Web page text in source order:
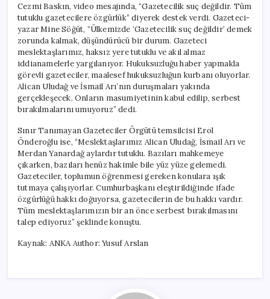
Cezmi Baskın, video mesajında, “Gazetecilik suç değildir. Tüm
tutuklu gazetecilere özgürlük” diyerek destek verdi. Gazeteci-
yazar Mine Söğüt, “Ülkemizde ‘Gazetecilik suç değildir’ demek
zorunda kalmak, düşündürücü bir durum. Gazeteci
meslektaşlarımız, haksız yere tutuklu ve akıl almaz
iddianamelerle yargılanıyor. Hukuksuzluğu haber yapmakla
görevli gazeteciler, maalesef hukuksuzluğun kurbanı oluyorlar.
Alican Uludağ ve İsmail Arı’nın duruşmaları yakında
gerçekleşecek. Onların masumiyetinin kabul edilip, serbest
bırakılmalarını umuyoruz” dedi.
Sınır Tanımayan Gazeteciler Örgütü temsilcisi Erol
Önderoğlu ise, “Meslektaşlarımız Alican Uludağ, İsmail Arı ve
Merdan Yanardağ aylardır tutuklu. Bazıları mahkemeye
çıkarken, bazıları henüz hakimle bile yüz yüze gelemedi.
Gazeteciler, toplumun öğrenmesi gereken konulara ışık
tutmaya çalışıyorlar. Cumhurbaşkanı eleştirildiğinde ifade
özgürlüğü hakkı doğuyorsa, gazetecilerin de bu hakkı vardır.
Tüm meslektaşlarımızın bir an önce serbest bırakılmasını
talep ediyoruz” şeklinde konuştu.
Kaynak: ANKA Author: Yusuf Arslan